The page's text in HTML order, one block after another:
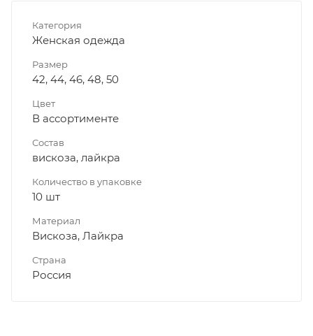
Категория
Женская одежда
Размер
42, 44, 46, 48, 50
Цвет
В ассортименте
Состав
вискоза, лайкра
Количество в упаковке
10 шт
Материал
Вискоза, Лайкра
Страна
Россия